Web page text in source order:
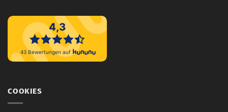
COOKIES